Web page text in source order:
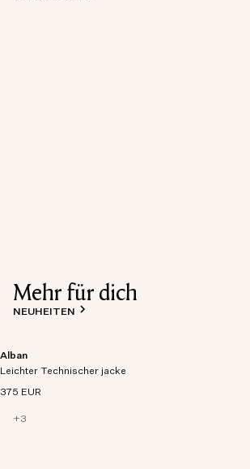
Mehr für dich
NEUHEITEN
Alban
Leichter Technischer jacke
375 EUR
+3